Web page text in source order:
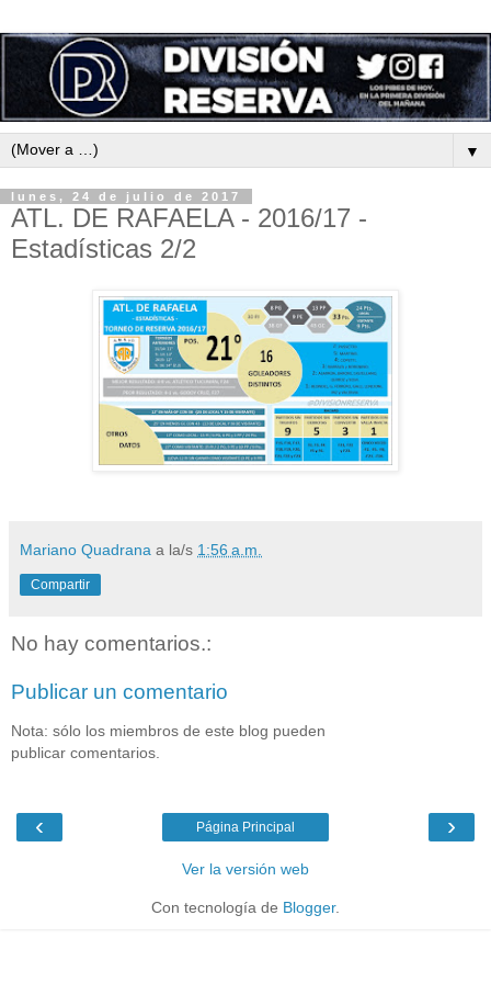
▼
lunes, 24 de julio de 2017
ATL. DE RAFAELA - 2016/17 -
Estadísticas 2/2
Mariano Quadrana a la/s 1:56 a.m.
Compartir
No hay comentarios.:
Publicar un comentario
Nota: sólo los miembros de este blog pueden
publicar comentarios.
‹ ›
Página Principal
Ver la versión web
Con tecnología de Blogger.